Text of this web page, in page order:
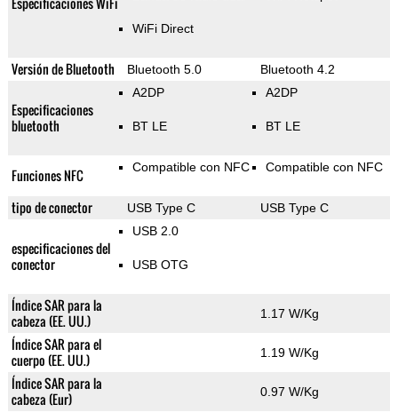
WiFi Direct
Versión de Bluetooth Bluetooth 5.0 Bluetooth 4.2
Especificaciones
bluetooth
A2DP
BT LE
A2DP
BT LE
Funciones NFC Compatible con NFC Compatible con NFC
tipo de conector USB Type C USB Type C
especificaciones del
conector
USB 2.0
USB OTG
Índice SAR para la
cabeza (EE. UU.)
1.17 W/Kg
Índice SAR para el
cuerpo (EE. UU.)
1.19 W/Kg
Índice SAR para la
cabeza (Eur)
0.97 W/Kg